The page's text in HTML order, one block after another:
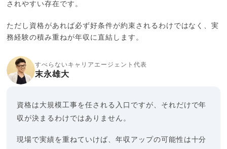
されやすい存在です。
ただし資格があれば必ず好条件が約束されるわけではなく、実
務経験の積み重ねが年収に直結します。
すべらないキャリアエージェント代表
末永雄大
資格は大規模工事を任される入口ですが、それだけで年
収が決まるわけではありません。
現場で実績を重ねていけば、年収アップの可能性は十分